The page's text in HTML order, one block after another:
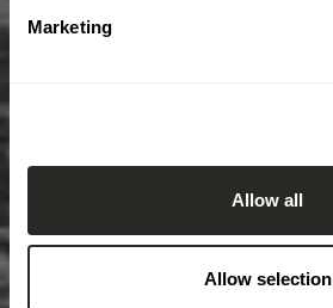
Marketing
Allow all
Allow selection